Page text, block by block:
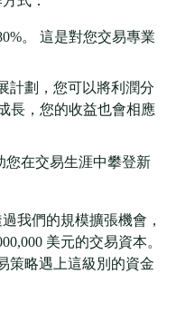
。 這是對您交易專業
計劃，您可以將利潤分
長，您的收益也會相應
您在交易生涯中攀登新
我們的規模擴張機會，
美元的交易資本。
策略遇上這級別的資金